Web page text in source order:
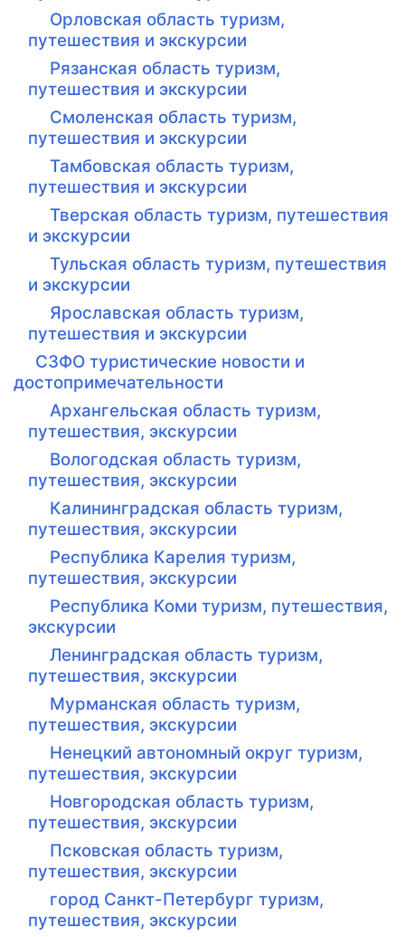
Орловская область туризм,
путешествия и экскурсии
Рязанская область туризм,
путешествия и экскурсии
Смоленская область туризм,
путешествия и экскурсии
Тамбовская область туризм,
путешествия и экскурсии
Тверская область туризм, путешествия
и экскурсии
Тульская область туризм, путешествия
и экскурсии
Ярославская область туризм,
путешествия и экскурсии
СЗФО туристические новости и
достопримечательности
Архангельская область туризм,
путешествия, экскурсии
Вологодская область туризм,
путешествия, экскурсии
Калининградская область туризм,
путешествия, экскурсии
Республика Карелия туризм,
путешествия, экскурсии
Республика Коми туризм, путешествия,
экскурсии
Ленинградская область туризм,
путешествия, экскурсии
Мурманская область туризм,
путешествия, экскурсии
Ненецкий автономный округ туризм,
путешествия, экскурсии
Новгородская область туризм,
путешествия, экскурсии
Псковская область туризм,
путешествия, экскурсии
город Санкт-Петербург туризм,
путешествия, экскурсии